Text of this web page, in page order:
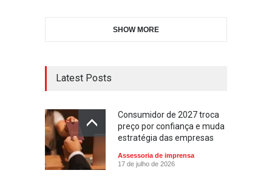
SHOW MORE
Latest Posts
Consumidor de 2027 troca
preço por confiança e muda
estratégia das empresas
Assessoria de imprensa
17 de julho de 2026